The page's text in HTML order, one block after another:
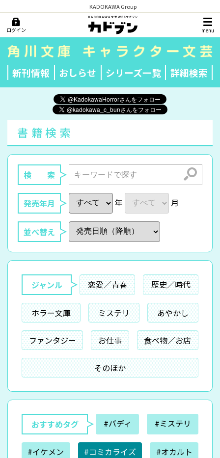
KADOKAWA Group
ログイン menu
新刊情報 おしらせ シリーズ一覧 詳細検索
書籍検索
検 索 検索
発売年月 年 月
並べ替え
ジャンル 恋愛／青春 歴史／時代
ホラー文庫 ミステリ あやかし
ファンタジー お仕事 食べ物／お店
そのほか
おすすめタグ #バディ #ミステリ
#イケメン #コミカライズ #オカルト